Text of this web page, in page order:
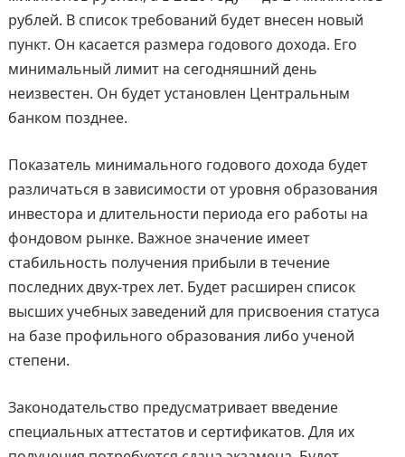
рублей. В список требований будет внесен новый
пункт. Он касается размера годового дохода. Его
минимальный лимит на сегодняшний день
неизвестен. Он будет установлен Центральным
банком позднее.
Показатель минимального годового дохода будет
различаться в зависимости от уровня образования
инвестора и длительности периода его работы на
фондовом рынке. Важное значение имеет
стабильность получения прибыли в течение
последних двух-трех лет. Будет расширен список
высших учебных заведений для присвоения статуса
на базе профильного образования либо ученой
степени.
Законодательство предусматривает введение
специальных аттестатов и сертификатов. Для их